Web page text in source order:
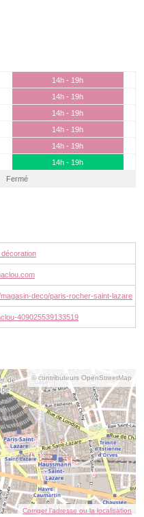
14h - 19h
14h - 19h
14h - 19h
14h - 19h
14h - 19h
14h - 19h
Fermé
deco/paris-rocher-saint-lazare
409025539133519
© contributeurs OpenStreetMap
Corriger l’adresse ou la localisation